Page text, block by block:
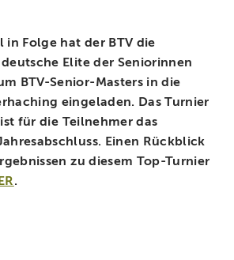
in Folge hat der BTV die
Elite der Seniorinnen
BTV-Senior-Masters in die
eingeladen. Das Turnier
für die Teilnehmer das
Einen Rückblick
zu diesem Top-Turnier
.